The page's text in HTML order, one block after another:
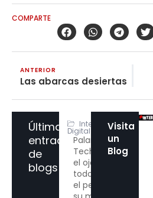
COMPARTE
ANTERIOR
Las abarcas desiertas
Últimas
entradas
de
blogs
Interferencia
Digital
Palantir
Technologies:
el ojo que
todo lo ve y
el peligro de
Visita
un
Blog